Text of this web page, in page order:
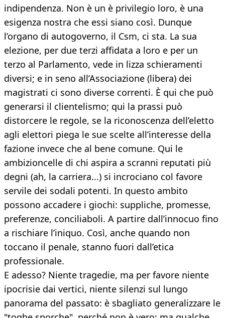
indipendenza. Non è un è privilegio loro, è una
esigenza nostra che essi siano così. Dunque
l’organo di autogoverno, il Csm, ci sta. La sua
elezione, per due terzi affidata a loro e per un
terzo al Parlamento, vede in lizza schieramenti
diversi; e in seno all’Associazione (libera) dei
magistrati ci sono diverse correnti. È qui che può
generarsi il clientelismo; qui la prassi può
distorcere le regole, se la riconoscenza dell’eletto
agli elettori piega le sue scelte all’interesse della
fazione invece che al bene comune. Qui le
ambizioncelle di chi aspira a scranni reputati più
degni (ah, la carriera...) si incrociano col favore
servile dei sodali potenti. In questo ambito
possono accadere i giochi: suppliche, promesse,
preferenze, conciliaboli. A partire dall’innocuo fino
a rischiare l’iniquo. Così, anche quando non
toccano il penale, stanno fuori dall’etica
professionale.
E adesso? Niente tragedie, ma per favore niente
ipocrisie dai vertici, niente silenzi sul lungo
panorama del passato: è sbagliato generalizzare le